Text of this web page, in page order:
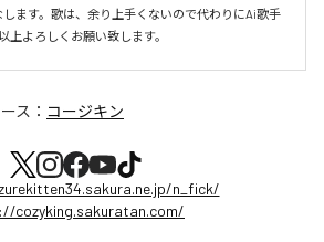
します。歌は、余り上手くないので代わりにAi歌手
上よろしくお願い致します。
ス： コージキン
n_fick/
cozyking.sakuratan.com/